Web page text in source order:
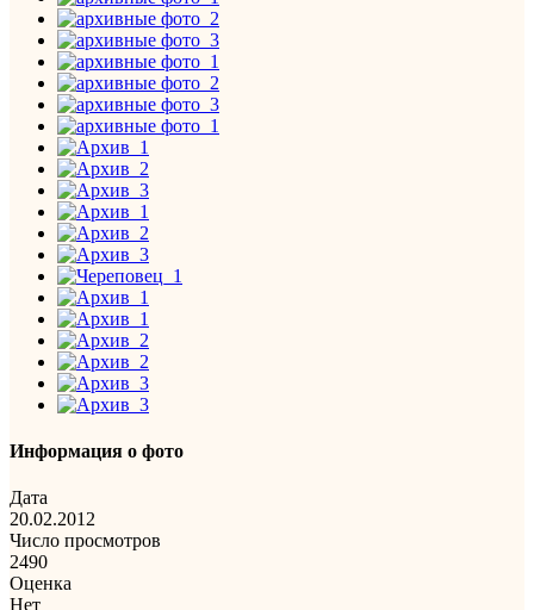
Информация о фото
Дата
20.02.2012
Число просмотров
2490
Оценка
Нет